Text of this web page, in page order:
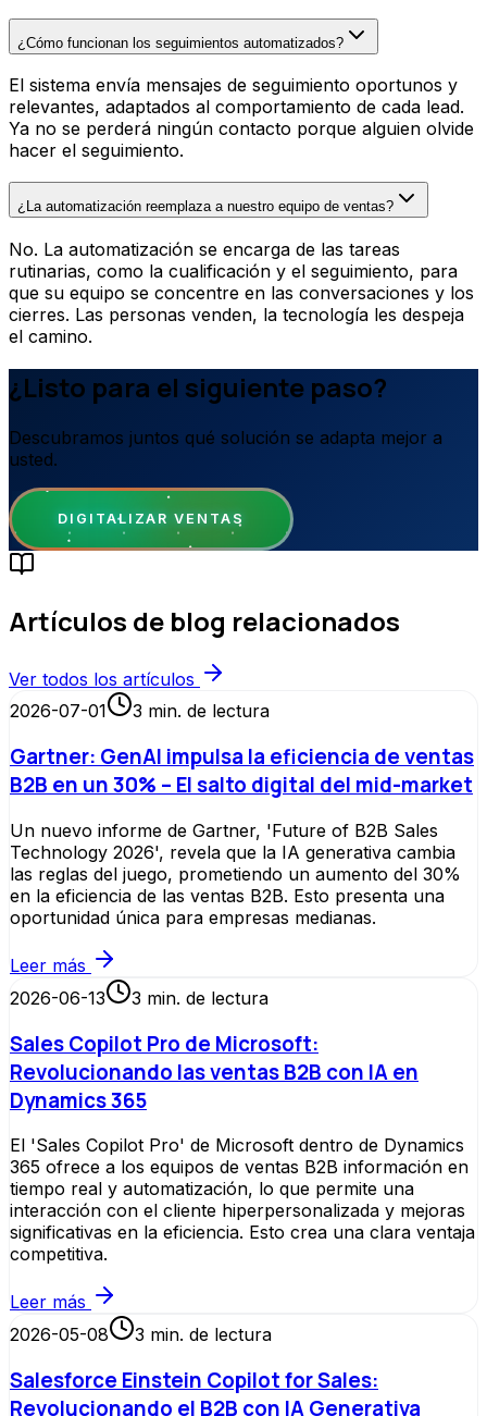
¿Cómo funcionan los seguimientos automatizados?
El sistema envía mensajes de seguimiento oportunos y
relevantes, adaptados al comportamiento de cada lead.
Ya no se perderá ningún contacto porque alguien olvide
hacer el seguimiento.
¿La automatización reemplaza a nuestro equipo de ventas?
No. La automatización se encarga de las tareas
rutinarias, como la cualificación y el seguimiento, para
que su equipo se concentre en las conversaciones y los
cierres. Las personas venden, la tecnología les despeja
el camino.
¿Listo para el siguiente paso?
Descubramos juntos qué solución se adapta mejor a
usted.
DIGITALIZAR VENTAS
Artículos de blog relacionados
Ver todos los artículos
2026-07-01
3 min. de lectura
Gartner: GenAI impulsa la eficiencia de ventas
B2B en un 30% – El salto digital del mid-market
Un nuevo informe de Gartner, 'Future of B2B Sales
Technology 2026', revela que la IA generativa cambia
las reglas del juego, prometiendo un aumento del 30%
en la eficiencia de las ventas B2B. Esto presenta una
oportunidad única para empresas medianas.
Leer más
2026-06-13
3 min. de lectura
Sales Copilot Pro de Microsoft:
Revolucionando las ventas B2B con IA en
Dynamics 365
El 'Sales Copilot Pro' de Microsoft dentro de Dynamics
365 ofrece a los equipos de ventas B2B información en
tiempo real y automatización, lo que permite una
interacción con el cliente hiperpersonalizada y mejoras
significativas en la eficiencia. Esto crea una clara ventaja
competitiva.
Leer más
2026-05-08
3 min. de lectura
Salesforce Einstein Copilot for Sales:
Revolucionando el B2B con IA Generativa